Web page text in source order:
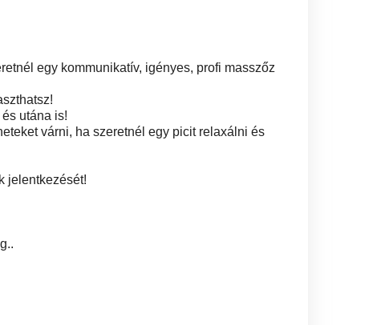
egy kommunikatív, igényes, profi masszőz
utána is!
várni, ha szeretnél egy picit relaxálni és
jelentkezését!